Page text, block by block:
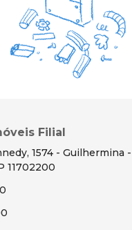
Filial
1574 - Guilhermina
11702200